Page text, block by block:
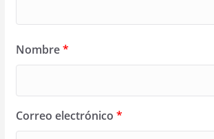
Nombre*
Correo electrónico *